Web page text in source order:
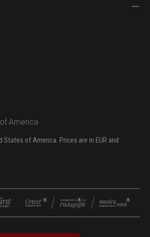
America
of America. Prices are in EUR and